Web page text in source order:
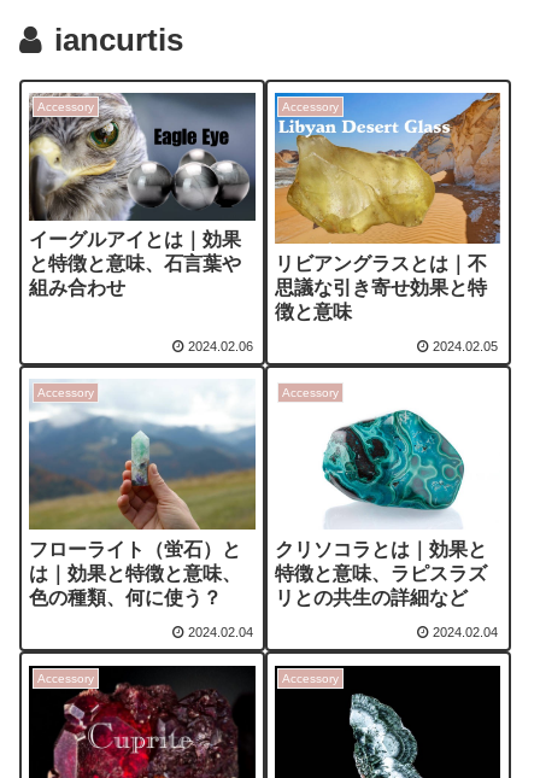
iancurtis
Accessory
イーグルアイとは｜効果
と特徴と意味、石言葉や
組み合わせ
2024.02.06
Accessory
リビアングラスとは｜不
思議な引き寄せ効果と特
徴と意味
2024.02.05
Accessory
フローライト（蛍石）と
は｜効果と特徴と意味、
色の種類、何に使う？
2024.02.04
Accessory
クリソコラとは｜効果と
特徴と意味、ラピスラズ
リとの共生の詳細など
2024.02.04
Accessory Accessory